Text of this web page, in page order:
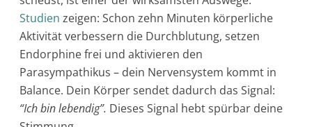
Studien zeigen: Schon zehn Minuten körperliche
Aktivität verbessern die Durchblutung, setzen
Endorphine frei und aktivieren den
Parasympathikus – dein Nervensystem kommt in
Balance. Dein Körper sendet dadurch das Signal:
“Ich bin lebendig”. Dieses Signal hebt spürbar deine